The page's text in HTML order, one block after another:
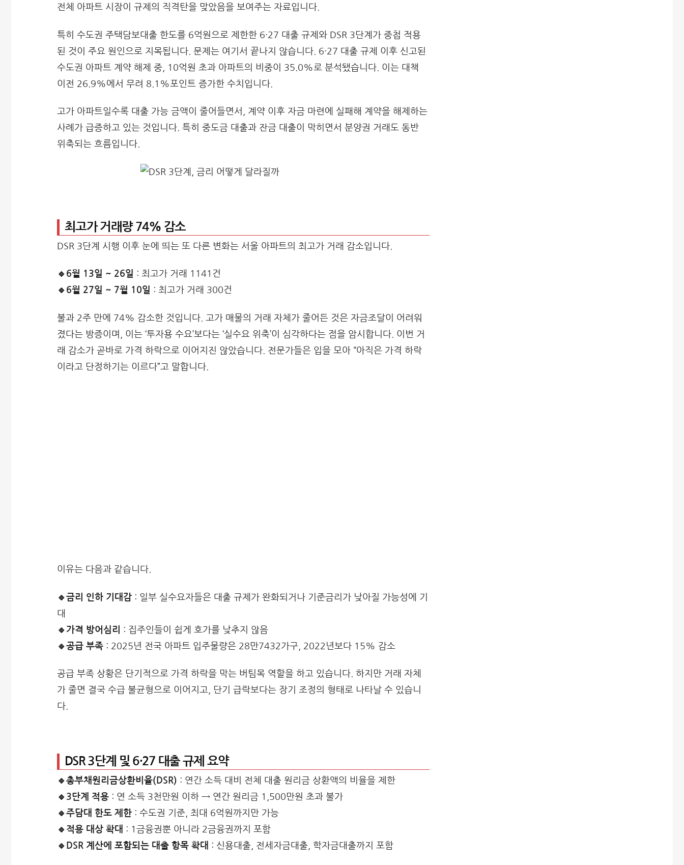
전체 아파트 시장이 규제의 직격탄을 맞았음을 보여주는 자료입니다.
특히 수도권 주택담보대출 한도를 6억원으로 제한한 6·27 대출 규제와 DSR 3단계가 중첩 적용
된 것이 주요 원인으로 지목됩니다. 문제는 여기서 끝나지 않습니다. 6·27 대출 규제 이후 신고된
수도권 아파트 계약 해제 중, 10억원 초과 아파트의 비중이 35.0%로 분석됐습니다. 이는 대책
이전 26.9%에서 무려 8.1%포인트 증가한 수치입니다.
고가 아파트일수록 대출 가능 금액이 줄어들면서, 계약 이후 자금 마련에 실패해 계약을 해제하는
사례가 급증하고 있는 것입니다. 특히 중도금 대출과 잔금 대출이 막히면서 분양권 거래도 동반
위축되는 흐름입니다.
최고가 거래량 74% 감소
DSR 3단계 시행 이후 눈에 띄는 또 다른 변화는 서울 아파트의 최고가 거래 감소입니다.
🔹6월 13일 ~ 26일 : 최고가 거래 1141건
🔹6월 27일 ~ 7월 10일 : 최고가 거래 300건
불과 2주 만에 74% 감소한 것입니다. 고가 매물의 거래 자체가 줄어든 것은 자금조달이 어려워
졌다는 방증이며, 이는 ‘투자용 수요’보다는 ‘실수요 위축’이 심각하다는 점을 암시합니다. 이번 거
래 감소가 곧바로 가격 하락으로 이어지진 않았습니다. 전문가들은 입을 모아 “아직은 가격 하락
이라고 단정하기는 이르다”고 말합니다.
이유는 다음과 같습니다.
🔹금리 인하 기대감 : 일부 실수요자들은 대출 규제가 완화되거나 기준금리가 낮아질 가능성에 기
대
🔹가격 방어심리
: 집주인들이 쉽게 호가를 낮추지 않음
🔹공급 부족 : 2025년 전국 아파트 입주물량은 28만7432가구, 2022년보다 15% 감소
공급 부족 상황은 단기적으로 가격 하락을 막는 버팀목 역할을 하고 있습니다. 하지만 거래 자체
가 줄면 결국 수급 불균형으로 이어지고, 단기 급락보다는 장기 조정의 형태로 나타날 수 있습니
다.
DSR 3단계 및 6·27 대출 규제 요약
🔹총부채원리금상환비율(DSR) : 연간 소득 대비 전체 대출 원리금 상환액의 비율을 제한
🔹3단계 적용 : 연 소득 3천만원 이하 → 연간 원리금 1,500만원 초과 불가
🔹주담대 한도 제한 : 수도권 기준, 최대 6억원까지만 가능
🔹적용 대상 확대 : 1금융권뿐 아니라 2금융권까지 포함
🔹DSR 계산에 포함되는 대출 항목 확대 : 신용대출, 전세자금대출, 학자금대출까지 포함